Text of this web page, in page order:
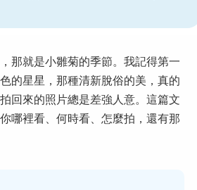
那就是小雛菊的季節。我記得第一
的星星，那種清新脫俗的美，真的
回來的照片總是差強人意。這篇文
哪裡看、何時看、怎麼拍，還有那